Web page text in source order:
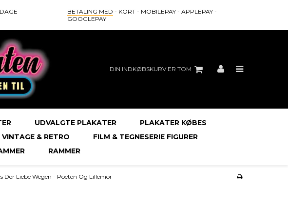
BETALING MED - KORT - MOBILEPAY - APPLEPAY -
GOOGLEPAY
DIN INDKØBSKURV ER TOM
UDVALGTE PLAKATER
PLAKATER KØBES
VINTAGE & RETRO
FILM & TEGNESERIE FIGURER
RAMMER
Der Liebe Wegen - Poeten Og Lillemor